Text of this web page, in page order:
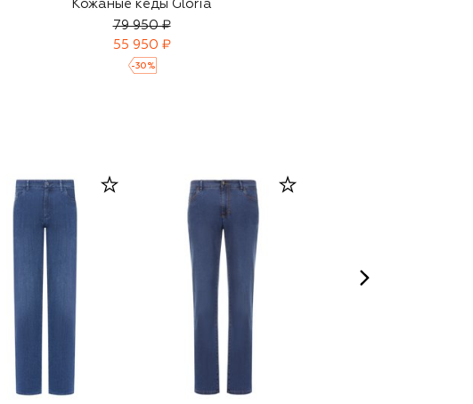
Кожаные кеды Gloria
79 950 ₽
55 950 ₽
-30 %